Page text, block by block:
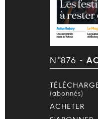
N°876 -
(abonnés)
ACHETER